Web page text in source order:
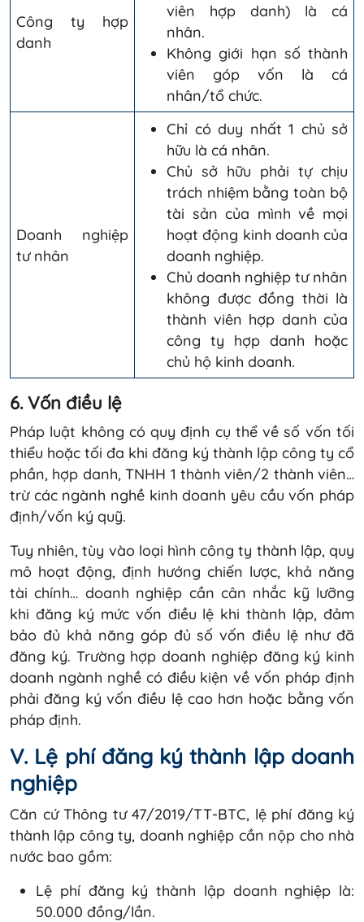
Công ty hợp
danh
viên hợp danh) là cá
nhân.
Không giới hạn số thành
viên góp vốn là cá
nhân/tổ chức.
Doanh nghiệp
tư nhân
Chỉ có duy nhất 1 chủ sở
hữu là cá nhân.
Chủ sở hữu phải tự chịu
trách nhiệm bằng toàn bộ
tài sản của mình về mọi
hoạt động kinh doanh của
doanh nghiệp.
Chủ doanh nghiệp tư nhân
không được đồng thời là
thành viên hợp danh của
công ty hợp danh hoặc
chủ hộ kinh doanh.
6. Vốn điều lệ
Pháp luật không có quy định cụ thể về số vốn tối
thiểu hoặc tối đa khi đăng ký thành lập công ty cổ
phần, hợp danh, TNHH 1 thành viên/2 thành viên…
trừ các ngành nghề kinh doanh yêu cầu vốn pháp
định/vốn ký quỹ.
Tuy nhiên, tùy vào loại hình công ty thành lập, quy
mô hoạt động, định hướng chiến lược, khả năng
tài chính… doanh nghiệp cần cân nhắc kỹ lưỡng
khi đăng ký mức vốn điều lệ khi thành lập, đảm
bảo đủ khả năng góp đủ số vốn điều lệ như đã
đăng ký. Trường hợp doanh nghiệp đăng ký kinh
doanh ngành nghề có điều kiện về vốn pháp định
phải đăng ký vốn điều lệ cao hơn hoặc bằng vốn
pháp định.
V. Lệ phí đăng ký thành lập doanh
nghiệp
Căn cứ Thông tư 47/2019/TT-BTC, lệ phí đăng ký
thành lập công ty, doanh nghiệp cần nộp cho nhà
nước bao gồm:
Lệ phí đăng ký thành lập doanh nghiệp là:
50.000 đồng/lần.